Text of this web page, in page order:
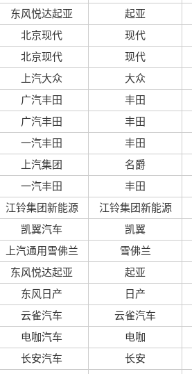
东风悦达起亚 起亚
北京现代 现代
北京现代 现代
上汽大众 大众
广汽丰田 丰田
广汽丰田 丰田
一汽丰田 丰田
上汽集团 名爵
一汽丰田 丰田
江铃集团新能源 江铃集团新能源
凯翼汽车 凯翼
上汽通用雪佛兰 雪佛兰
东风悦达起亚 起亚
东风日产 日产
云雀汽车 云雀汽车
电咖汽车 电咖
长安汽车 长安